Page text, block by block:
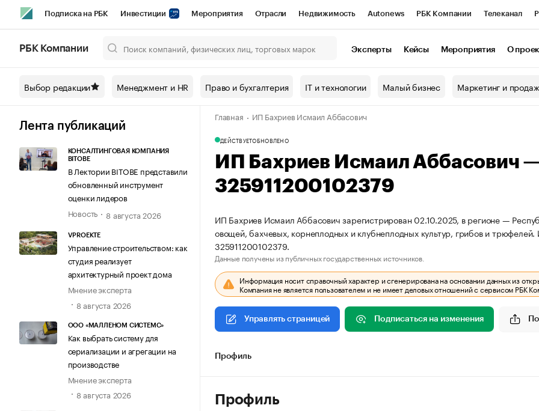
Подписка на РБК Инвестиции Мероприятия Отрасли Недвижимость Autonews РБК Компании Телеканал
Спецпроекты СПб Конференции СПб Спецпроекты Проверка контрагентов
Технологии и медиа Рынок наличной валюты
РБК Компании Эксперты Кейсы Мероприятия О
Выбор редакции Менеджмент и HR Право и бухгалтерия IT и технологии Малый бизнес Маркетинг и
Лента публикаций
КОНСАЛТИНГОВАЯ КОМПАНИЯ
BITOBE
В Лектории BITOBE представили
обновленный инструмент
оценки лидеров
Новость
8 августа 2026
VPROEKTE
Управление строительством: как
студия реализует
архитектурный проект дома
Мнение эксперта
8 августа 2026
ООО «МАЛЛЕНОМ СИСТЕМС»
Как выбрать систему для
сериализации и агрегации на
производстве
Мнение эксперта
8 августа 2026
Главная ИП Бахриев Исмаил Аббасович
ДЕЙСТВУЕТОБНОВЛЕНО
ИП Бахриев Исмаил Аббасович
325911200102379
ИП Бахриев Исмаил Аббасович зарегистрирован 02.10.2025, в регионе —
овощей, бахчевых, корнеплодных и клубнеплодных культур, грибов и
325911200102379.
Данные получены из публичных государственных источников.
Информация носит справочный характер и сгенерирована на основании данных из
Компания не является пользователем и не имеет деловых отношений с сервисом РБК
Управлять страницей Подписаться на изменения
Профиль
Профиль